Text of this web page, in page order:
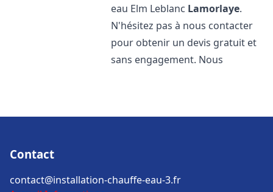
eau Elm Leblanc Lamorlaye.
N'hésitez pas à nous contacter
pour obtenir un devis gratuit et
sans engagement. Nous
Contact
contact@installation-chauffe-eau-3.fr